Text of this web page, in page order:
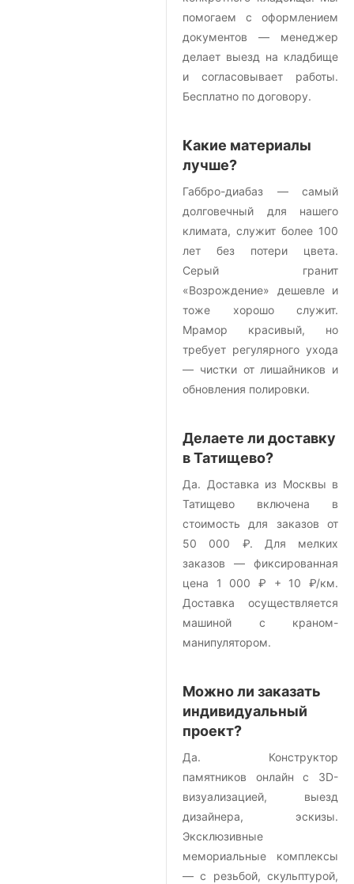
помогаем с оформлением
документов — менеджер
делает выезд на кладбище
и согласовывает работы.
Бесплатно по договору.
Какие материалы
лучше?
Габбро-диабаз — самый
долговечный для нашего
климата, служит более 100
лет без потери цвета.
Серый гранит
«Возрождение» дешевле и
тоже хорошо служит.
Мрамор красивый, но
требует регулярного ухода
— чистки от лишайников и
обновления полировки.
Делаете ли доставку
в Татищево?
Да. Доставка из Москвы в
Татищево включена в
стоимость для заказов от
50 000 ₽. Для мелких
заказов — фиксированная
цена 1 000 ₽ + 10 ₽/км.
Доставка осуществляется
машиной с краном-
манипулятором.
Можно ли заказать
индивидуальный
проект?
Да. Конструктор
памятников онлайн с 3D-
визуализацией, выезд
дизайнера, эскизы.
Эксклюзивные
мемориальные комплексы
— с резьбой, скульптурой,